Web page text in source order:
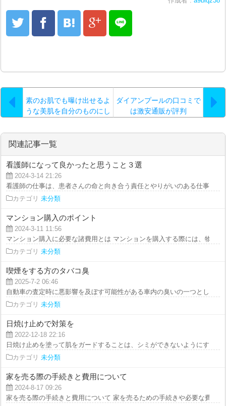
素のお肌でも曝け出せるよ
うな美肌を自分のものにし
ダイアンプールの口コミで
は激安通販が評判
関連記事一覧
看護師になって良かったと思うこと３選
2024-3-14 21:26
看護師の仕事は、患者さんの命と向き合う責任とやりがいのある仕事です
カテゴリ 未分類
マンション購入のポイント
2024-3-11 11:56
マンション購入に必要な諸費用とは マンションを購入する際には、物件
カテゴリ 未分類
喫煙をする方のタバコ臭
2025-7-2 06:46
自動車の査定時に悪影響を及ぼす可能性がある車内の臭いの一つとして、
カテゴリ 未分類
日焼け止めで対策を
2022-12-18 22:16
日焼け止めを塗って肌をガードすることは、シミができないようにするた
カテゴリ 未分類
家を売る際の手続きと費用について
2024-8-17 09:26
家を売る際の手続きと費用について 家を売るための手続きや必要な費用